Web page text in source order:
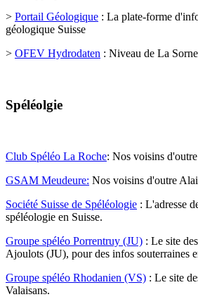
> Portail Géologique : La plate-forme
géologique Suisse
> OFEV Hydrodaten : Niveau de La
Spéléolgie
Club Spéléo La Roche: Nos voisins
GSAM Meudeure: Nos voisins d'outre
Société Suisse de Spéléologie : L'adresse
spéléologie en Suisse.
Groupe spéléo Porrentruy (JU) : Le site
Ajoulots (JU), pour des infos souterraines
Groupe spéléo Rhodanien (VS) : Le site
Valaisans.